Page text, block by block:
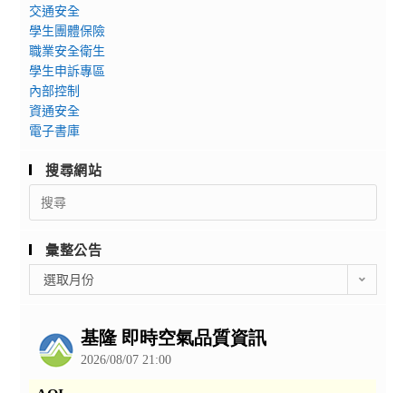
交通安全
學生團體保險
職業安全衛生
學生申訴專區
內部控制
資通安全
電子書庫
搜尋網站
Search
for:
彙整公告
整
選取月份